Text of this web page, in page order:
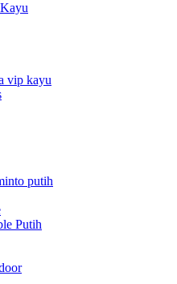
vip kayu
putih
Putih